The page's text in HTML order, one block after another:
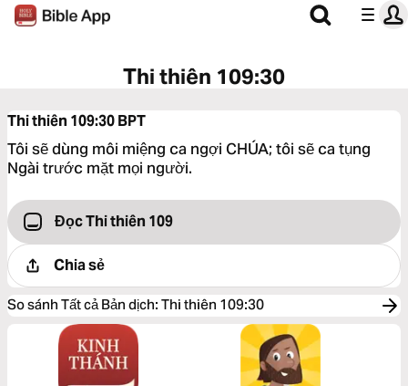
Thi thiên 109:30
Thi thiên 109:30BPT
Tôi sẽ dùng môi miệng ca ngợi CHÚA; tôi sẽ ca tụng
Ngài trước mặt mọi người.
Đọc Thi thiên 109
Chia sẻ
So sánh Tất cả Bản dịch: Thi thiên 109:30